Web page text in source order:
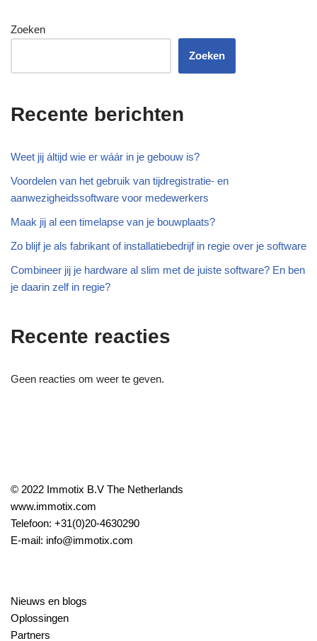
Zoeken
Zoeken
Recente berichten
Weet jij áltijd wie er wáár in je gebouw is?
Voordelen van het gebruik van tijdregistratie- en
aanwezigheidssoftware voor medewerkers
Maak jij al een timelapse van je bouwplaats?
Zo blijf je als fabrikant of installatiebedrijf in regie over je software
Combineer jij je hardware al slim met de juiste software? En ben
je daarin zelf in regie?
Recente reacties
Geen reacties om weer te geven.
© 2022 Immotix B.V The Netherlands
www.immotix.com
Telefoon: +31(0)20-4630290
E-mail: info@immotix.com
Nieuws en blogs
Oplossingen
Partners